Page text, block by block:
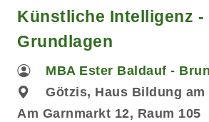
Künstliche Intelligenz -
Grundlagen
MBA Ester Baldauf -
Götzis, Haus Bildung am
Am Garnmarkt 12, Raum 105